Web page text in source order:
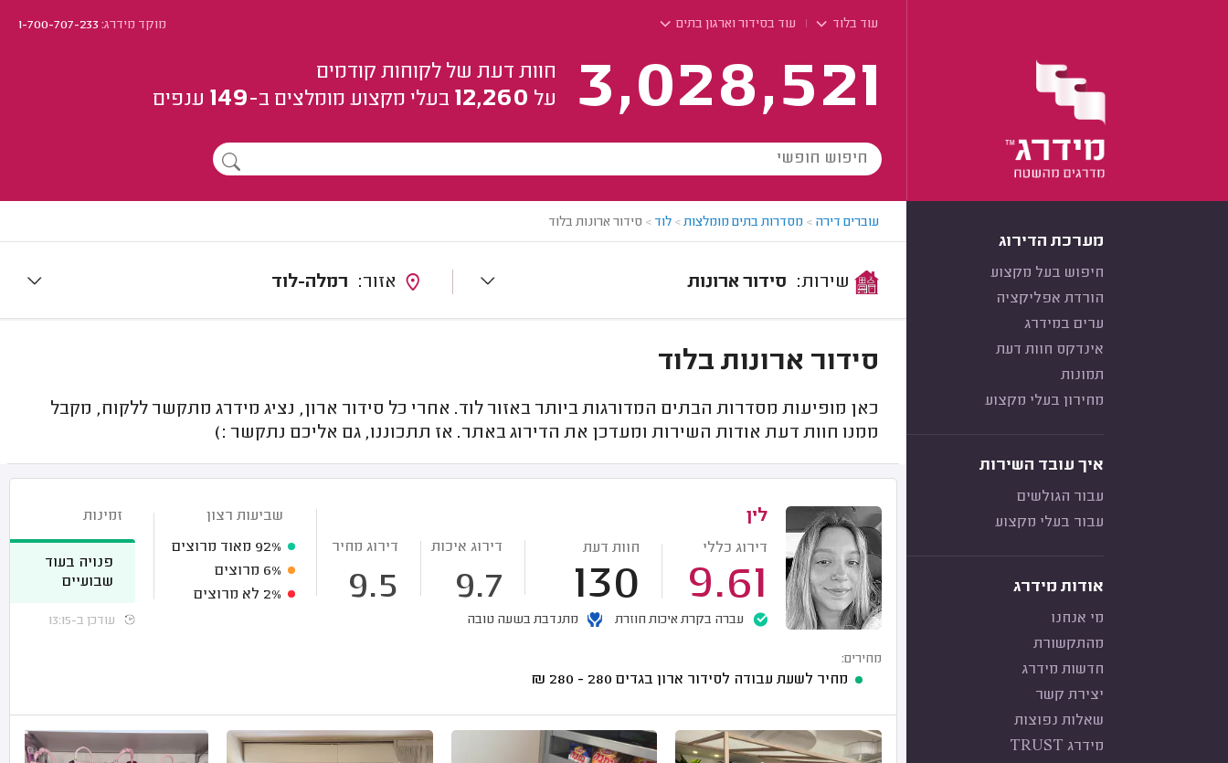
עוד בלוד עוד בסידור וארגון בתים מוקד מידרג:1-700-707-233
3,028,521
חוות דעת של לקוחות קודמים
על 12,260 בעלי מקצוע מומלצים ב-149 ענפים
מערכת הדירוג
חיפוש בעל מקצוע
הורדת אפליקציה
ערים במידרג
אינדקס חוות דעת
תמונות
מחירון בעלי מקצוע
איך עובד השירות
עבור הגולשים
עבור בעלי מקצוע
אודות מידרג
מי אנחנו
מהתקשורת
חדשות מידרג
יצירת קשר
שאלות נפוצות
מידרג TRUST
עוברים דירה > מסדרות בתים מומלצות> לוד > סידור ארונות בלוד
סידור ארונות רמלה-לוד
סידור ארונות בלוד
כאן מופיעות מסדרות הבתים המדורגות ביותר באזור לוד. אחרי כל סידור ארון, נציג מידרג מתקשר ללקוח, מקבל
ממנו חוות דעת אודות השירות ומעדכן את הדירוג באתר. אז תתכוננו, גם אליכם נתקשר :)
לין
דירוג כללי
9.61
חוות דעת
130
דירוג איכות
9.7
דירוג מחיר
9.5
עברה בקרת איכות חוזרת מתנדבת בשעה טובה
שביעות רצון
92% מאוד מרוצים
6% מרוצים
2% לא מרוצים
זמינות
פנויה בעוד
שבועיים
עודכן ב-13:15
מחירים:
מחיר לשעת עבודה לסידור ארון בגדים 280 - 280
₪